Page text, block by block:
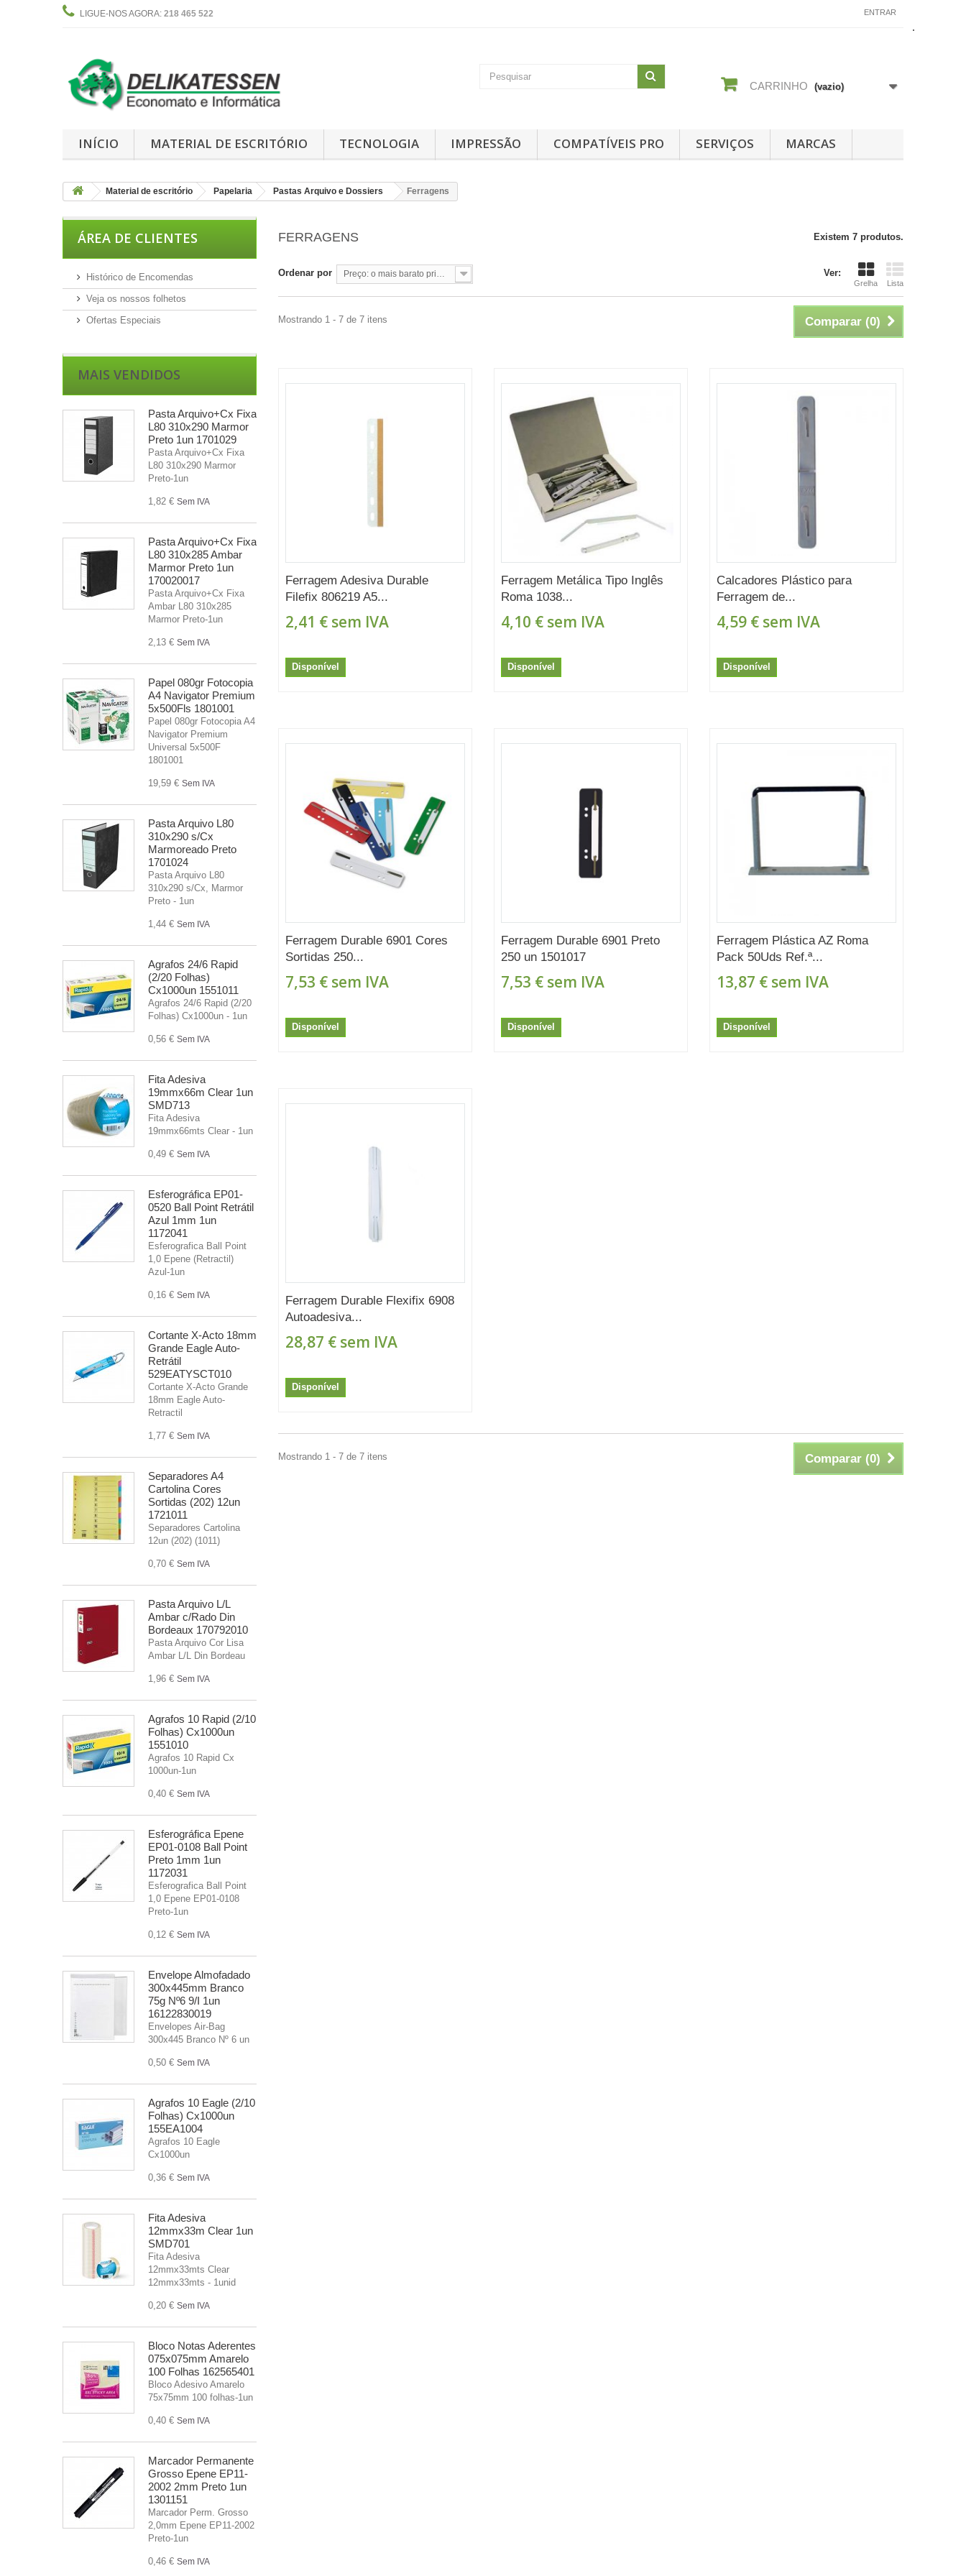
ENTRAR
LIGUE-NOS AGORA: 218 465 522
CARRINHO (vazio)
INÍCIO MATERIAL DE ESCRITÓRIO TECNOLOGIA IMPRESSÃO COMPATÍVEIS PRO SERVIÇOS MARCAS
Material de escritório Papelaria Pastas Arquivo e Dossiers Ferragens
ÁREA DE CLIENTES
Histórico de Encomendas
Veja os nossos folhetos
Ofertas Especiais
MAIS VENDIDOS
Pasta Arquivo+Cx Fixa
L80 310x290 Marmor
Preto 1un 1701029
Pasta Arquivo+Cx Fixa
L80 310x290 Marmor
Preto-1un
1,82 € Sem IVA
Pasta Arquivo+Cx Fixa
L80 310x285 Ambar
Marmor Preto 1un
170020017
Pasta Arquivo+Cx Fixa
Ambar L80 310x285
Marmor Preto-1un
2,13 € Sem IVA
Papel 080gr Fotocopia
A4 Navigator Premium
5x500Fls 1801001
Papel 080gr Fotocopia A4
Navigator Premium
Universal 5x500F
1801001
19,59 € Sem IVA
Pasta Arquivo L80
310x290 s/Cx
Marmoreado Preto
1701024
Pasta Arquivo L80
310x290 s/Cx, Marmor
Preto - 1un
1,44 € Sem IVA
Agrafos 24/6 Rapid
(2/20 Folhas)
Cx1000un 1551011
Agrafos 24/6 Rapid (2/20
Folhas) Cx1000un - 1un
0,56 € Sem IVA
Fita Adesiva
19mmx66m Clear 1un
SMD713
Fita Adesiva
19mmx66mts Clear - 1un
0,49 € Sem IVA
Esferográfica EP01-
0520 Ball Point Retrátil
Azul 1mm 1un
1172041
Esferografica Ball Point
1,0 Epene (Retractil)
Azul-1un
0,16 € Sem IVA
Cortante X-Acto 18mm
Grande Eagle Auto-
Retrátil
529EATYSCT010
Cortante X-Acto Grande
18mm Eagle Auto-
Retractil
1,77 € Sem IVA
Separadores A4
Cartolina Cores
Sortidas (202) 12un
1721011
Separadores Cartolina
12un (202) (1011)
0,70 € Sem IVA
Pasta Arquivo L/L
Ambar c/Rado Din
Bordeaux 170792010
Pasta Arquivo Cor Lisa
Ambar L/L Din Bordeau
1,96 € Sem IVA
Agrafos 10 Rapid (2/10
Folhas) Cx1000un
1551010
Agrafos 10 Rapid Cx
1000un-1un
0,40 € Sem IVA
Esferográfica Epene
EP01-0108 Ball Point
Preto 1mm 1un
1172031
Esferografica Ball Point
1,0 Epene EP01-0108
Preto-1un
0,12 € Sem IVA
Envelope Almofadado
300x445mm Branco
75g Nº6 9/I 1un
16122830019
Envelopes Air-Bag
300x445 Branco Nº 6 un
0,50 € Sem IVA
Agrafos 10 Eagle (2/10
Folhas) Cx1000un
155EA1004
Agrafos 10 Eagle
Cx1000un
0,36 € Sem IVA
Fita Adesiva
12mmx33m Clear 1un
SMD701
Fita Adesiva
12mmx33mts Clear
12mmx33mts - 1unid
0,20 € Sem IVA
Bloco Notas Aderentes
075x075mm Amarelo
100 Folhas 162565401
Bloco Adesivo Amarelo
75x75mm 100 folhas-1un
0,40 € Sem IVA
Marcador Permanente
Grosso Epene EP11-
2002 2mm Preto 1un
1301151
Marcador Perm. Grosso
2,0mm Epene EP11-2002
Preto-1un
0,46 € Sem IVA
FERRAGENS Existem 7 produtos.
Ver:
Grelha Lista
Ordenar por Preço: o mais barato primeiro
Comparar (0)
Mostrando 1 - 7 de 7 itens
Ferragem Adesiva Durable
Filefix 806219 A5...
2,41 € sem IVA
Disponível
Ferragem Metálica Tipo Inglês
Roma 1038...
4,10 €sem IVA
Disponível
Calcadores Plástico para
Ferragem de...
4,59 €sem IVA
Disponível
Ferragem Durable 6901 Cores
Sortidas 250...
7,53 € sem IVA
Disponível
Ferragem Durable 6901 Preto
250 un 1501017
7,53 €sem IVA
Disponível
Ferragem Plástica AZ Roma
Pack 50Uds Ref.ª...
13,87 €sem IVA
Disponível
Ferragem Durable Flexifix 6908
Autoadesiva...
28,87 € sem IVA
Disponível
Comparar (0)
Mostrando 1 - 7 de 7 itens